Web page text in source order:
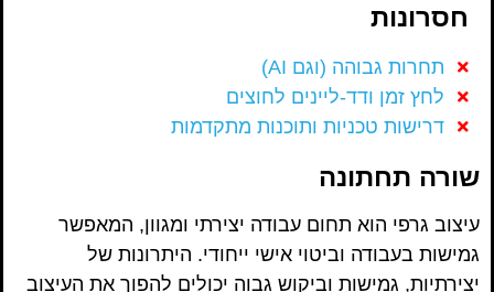
חסרונות
תחרות גבוהה (וגם AI)
לחץ זמן ודד-ליינים לחוצים
דרישות טכניות ותוכנות מתקדמות
שורה תחתונה
עיצוב גרפי הוא תחום עבודה יצירתי ומגוון, המאפשר
גמישות בעבודה וביטוי אישי ייחודי. היתרונות של
יצירתיות, גמישות וביקוש גבוה יכולים להפוך את העיצוב